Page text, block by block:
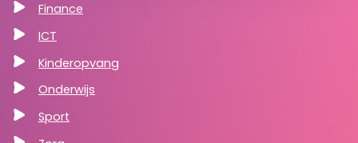
Finance
ICT
Kinderopvang
Onderwijs
Sport